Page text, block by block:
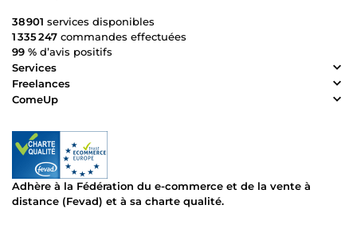
38 901 services disponibles
1 335 247 commandes effectuées
99 % d’avis positifs
Services
Freelances
ComeUp
Adhère à la Fédération du e-commerce et de la vente à
distance (Fevad) et à sa charte qualité.